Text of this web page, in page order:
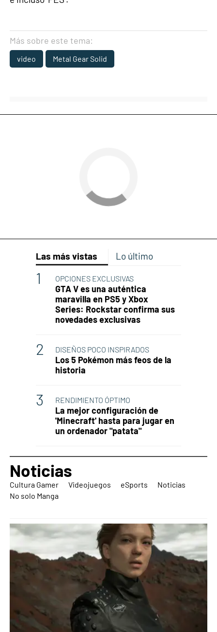
Más sobre este tema:
video Metal Gear Solid
Las más vistas Lo último
OPCIONES EXCLUSIVAS
GTA V es una auténtica
maravilla en PS5 y Xbox
Series: Rockstar confirma sus
novedades exclusivas
DISEÑOS POCO INSPIRADOS
Los 5 Pokémon más feos de la
historia
RENDIMIENTO ÓPTIMO
La mejor configuración de
'Minecraft' hasta para jugar en
un ordenador "patata"
Noticias
Cultura Gamer Videojuegos eSports
Noticias
No solo Manga